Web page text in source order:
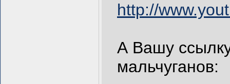
http://
А Вашу
мальчуганов: